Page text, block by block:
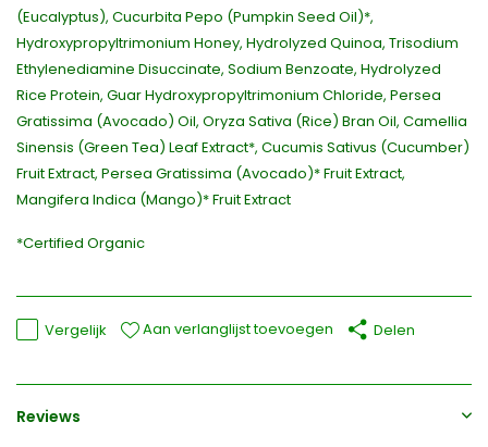
(Eucalyptus), Cucurbita Pepo (Pumpkin Seed Oil)*,
Hydroxypropyltrimonium Honey, Hydrolyzed Quinoa, Trisodium
Ethylenediamine Disuccinate, Sodium Benzoate, Hydrolyzed
Rice Protein, Guar Hydroxypropyltrimonium Chloride, Persea
Gratissima (Avocado) Oil, Oryza Sativa (Rice) Bran Oil, Camellia
Sinensis (Green Tea) Leaf Extract*, Cucumis Sativus (Cucumber)
Fruit Extract, Persea Gratissima (Avocado)* Fruit Extract,
Mangifera Indica (Mango)* Fruit Extract
*Certified Organic
Vergelijk Aan verlanglijst toevoegen Delen
Reviews